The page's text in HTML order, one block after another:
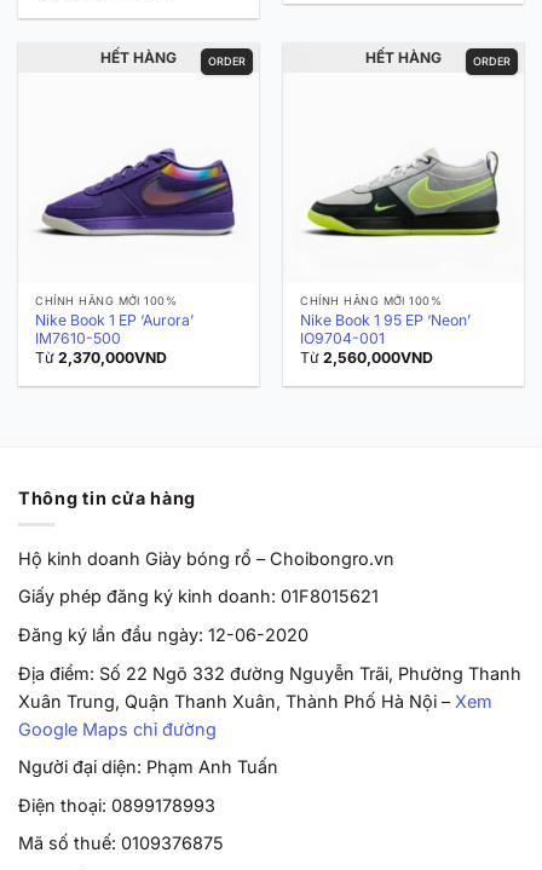
ORDER
HẾT HÀNG
CHÍNH HÃNG MỚI 100%
Nike Book 1 EP ‘Aurora’
IM7610-500
Từ2,370,000VND
ORDER
HẾT HÀNG
CHÍNH HÃNG MỚI 100%
Nike Book 1 95 EP ‘Neon’
IO9704-001
Từ2,560,000VND
Thông tin cửa hàng
Hộ kinh doanh Giày bóng rổ – Choibongro.vn
Giấy phép đăng ký kinh doanh: 01F8015621
Đăng ký lần đầu ngày: 12-06-2020
Địa điểm: Số 22 Ngõ 332 đường Nguyễn Trãi, Phường Thanh
Xuân Trung, Quận Thanh Xuân, Thành Phố Hà Nội – Xem
Google Maps chỉ đường
Người đại diện: Phạm Anh Tuấn
Điện thoại: 0899178993
Mã số thuế: 0109376875